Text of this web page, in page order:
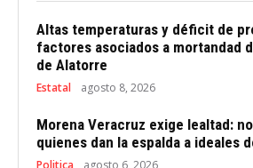
Altas temperaturas y déficit de
factores asociados a mortandad
de Alatorre
Estatal agosto 8, 2026
Morena Veracruz exige lealtad:
quienes dan la espalda a ideales